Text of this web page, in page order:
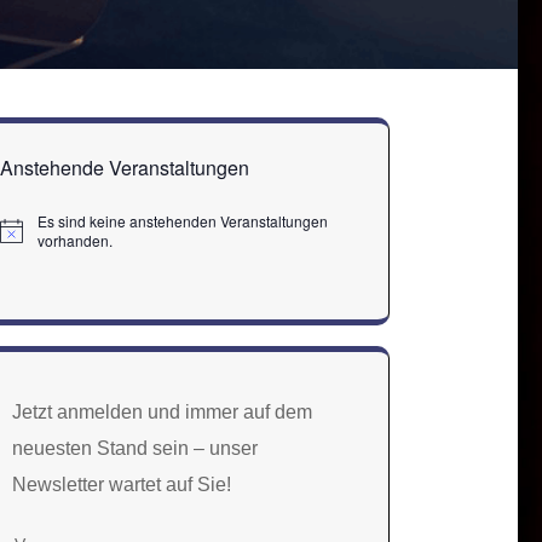
Anstehende Veranstaltungen
Hinweis
Es sind keine anstehenden Veranstaltungen
vorhanden.
Jetzt anmelden und immer auf dem
neuesten Stand sein – unser
Newsletter wartet auf Sie!